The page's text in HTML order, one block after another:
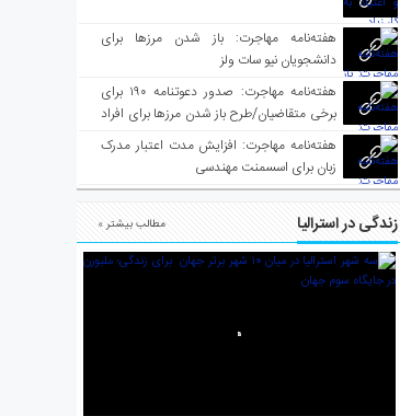
هفته‌نامه مهاجرت: باز شدن مرزها برای
دانشجویان نیو سات ولز
هفته‌نامه مهاجرت: صدور دعوتنامه ۱۹۰ برای
برخی متقاضیان/طرح باز شدن مرزها برای افراد
واکسینه شده
هفته‌نامه مهاجرت: افزایش مدت اعتبار مدرک
زبان برای اسسمنت مهندسی
زندگی در استرالیا مطالب بیشتر »